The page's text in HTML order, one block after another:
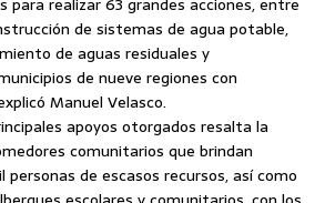
de sistemas de agua potable,
de aguas residuales y
de nueve regiones con
Manuel Velasco.
apoyos otorgados resalta la
comunitarios que brindan
de escasos recursos, así como